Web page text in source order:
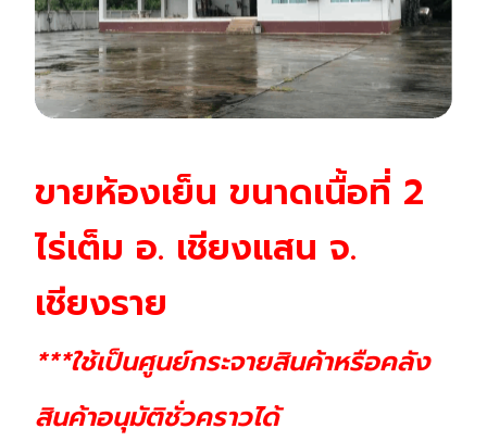
ขายห้องเย็น ขนาดเนื้อที่ 2
ไร่เต็ม อ. เชียงแสน จ.
เชียงราย
***ใช้เป็นศูนย์กระจายสินค้าหรือคลัง
สินค้าอนุมัติชั่วคราวได้